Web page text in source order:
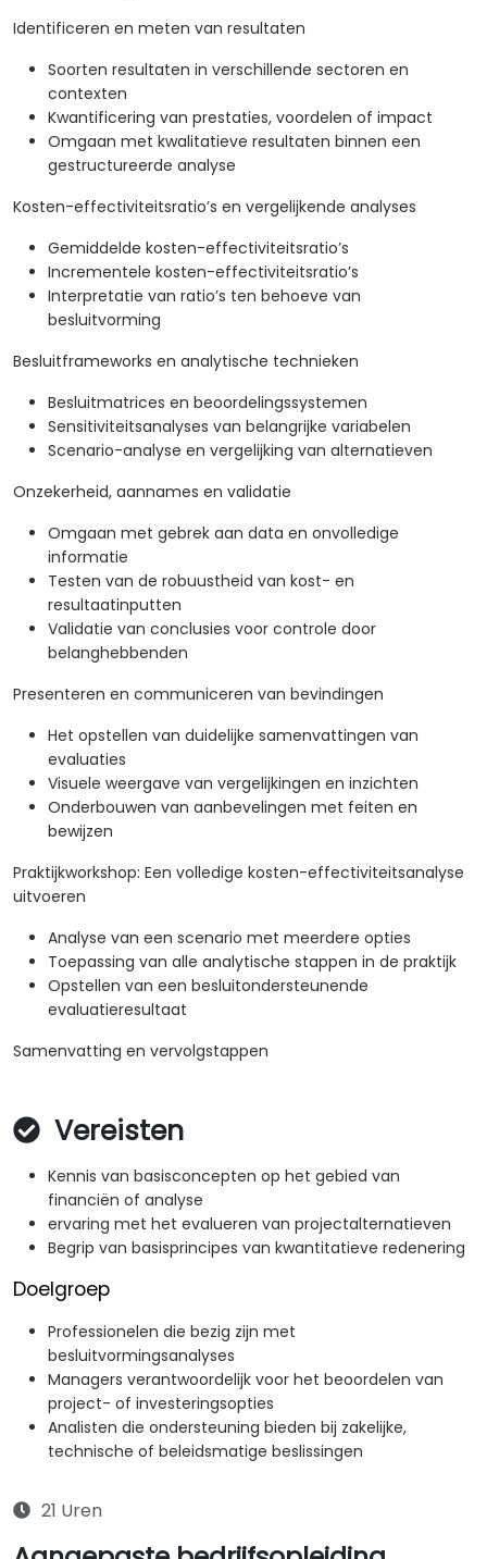
Identificeren en meten van resultaten
Soorten resultaten in verschillende sectoren en
contexten
Kwantificering van prestaties, voordelen of impact
Omgaan met kwalitatieve resultaten binnen een
gestructureerde analyse
Kosten-effectiviteitsratio’s en vergelijkende analyses
Gemiddelde kosten-effectiviteitsratio’s
Incrementele kosten-effectiviteitsratio’s
Interpretatie van ratio’s ten behoeve van
besluitvorming
Besluitframeworks en analytische technieken
Besluitmatrices en beoordelingssystemen
Sensitiviteitsanalyses van belangrijke variabelen
Scenario-analyse en vergelijking van alternatieven
Onzekerheid, aannames en validatie
Omgaan met gebrek aan data en onvolledige
informatie
Testen van de robuustheid van kost- en
resultaatinputten
Validatie van conclusies voor controle door
belanghebbenden
Presenteren en communiceren van bevindingen
Het opstellen van duidelijke samenvattingen van
evaluaties
Visuele weergave van vergelijkingen en inzichten
Onderbouwen van aanbevelingen met feiten en
bewijzen
Praktijkworkshop: Een volledige kosten-effectiviteitsanalyse
uitvoeren
Analyse van een scenario met meerdere opties
Toepassing van alle analytische stappen in de praktijk
Opstellen van een besluitondersteunende
evaluatieresultaat
Samenvatting en vervolgstappen
Vereisten
Kennis van basisconcepten op het gebied van
financiën of analyse
ervaring met het evalueren van projectalternatieven
Begrip van basisprincipes van kwantitatieve redenering
Doelgroep
Professionelen die bezig zijn met
besluitvormingsanalyses
Managers verantwoordelijk voor het beoordelen van
project- of investeringsopties
Analisten die ondersteuning bieden bij zakelijke,
technische of beleidsmatige beslissingen
21 Uren